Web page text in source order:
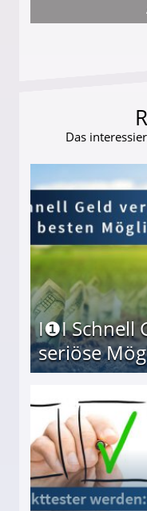
darf Geld behalten!
Das
I❶I Schnell
seriöse